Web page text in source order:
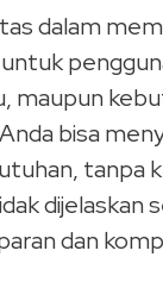
dalam
maupun
bisa
tanpa
dijelaskan
dan